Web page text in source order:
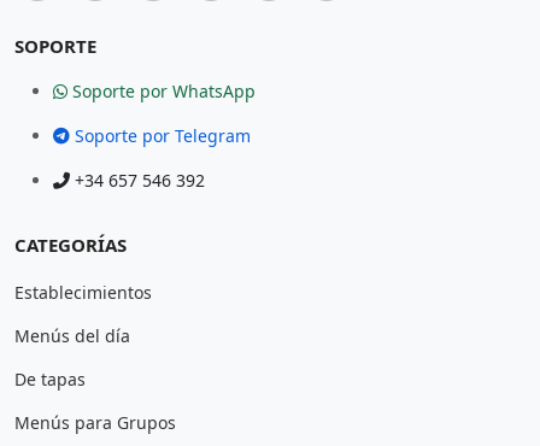
SOPORTE
Soporte por WhatsApp
Soporte por Telegram
+34 657 546 392
CATEGORÍAS
Establecimientos
Menús del día
De tapas
Menús para Grupos